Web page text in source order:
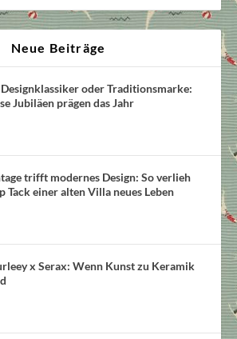
Neue Beiträge
oder Traditionsmarke:
Jubiläen prägen das Jahr
trifft modernes Design: So verlieh
Tack einer alten Villa neues Leben
x Serax: Wenn Kunst zu Keramik